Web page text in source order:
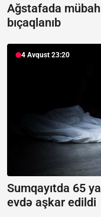
Ağstafada
bıçaqlanıb
4 Avqust 23:20
Sumqayıtda 65
evdə aşkar edildi